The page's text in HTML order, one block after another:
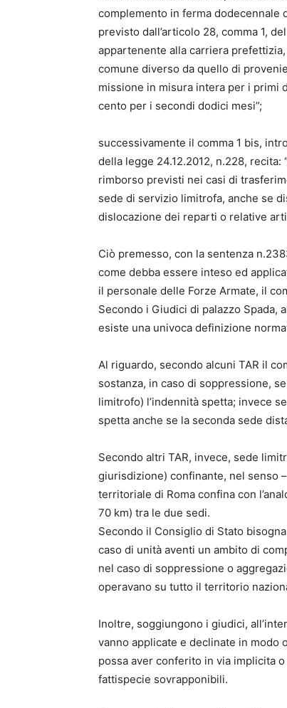
complemento in ferma dodecennale
previsto dall’articolo 28, comma 1,
appartenente alla carriera
comune diverso da quello di
missione in misura intera per i primi
cento per i secondi dodici mesi”;
successivamente il comma 1 bis,
della legge 24.12.2012, n.228, recita:
rimborso previsti nei casi di
sede di servizio limitrofa, anche se
dislocazione dei reparti o relative
Ciò premesso, con la sentenza
come debba essere inteso ed
il personale delle Forze Armate, il
Secondo i Giudici di palazzo Spada,
esiste una univoca definizione
Al riguardo, secondo alcuni TAR il
sostanza, in caso di soppressione,
limitrofo) l’indennità spetta; invece
spetta anche se la seconda sede
Secondo altri TAR, invece, sede
giurisdizione) confinante, nel senso
territoriale di Roma confina con
70 km) tra le due sedi.
Secondo il Consiglio di Stato
caso di unità aventi un ambito di
nel caso di soppressione o
operavano su tutto il territorio
Inoltre, soggiungono i giudici,
vanno applicate e declinate in modo
possa aver conferito in via implicita
fattispecie sovrapponibili.